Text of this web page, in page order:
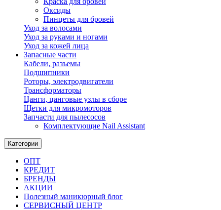
Оксиды
Пинцеты для бровей
Уход за волосами
Уход за руками и ногами
Уход за кожей лица
Запасные части
Кабели, разъемы
Подшипники
Роторы, электродвигатели
Трансформаторы
Цанги, цанговые узлы в сборе
Щетки для микромоторов
Запчасти для пылесосов
Комплектующие Nail Assistant
Категории
ОПТ
КРЕДИТ
БРЕНДЫ
АКЦИИ
Полезный маникюрный блог
СЕРВИСНЫЙ ЦЕНТР